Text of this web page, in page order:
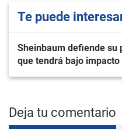
Te puede
Sheinbaum defiende su
que tendrá bajo
Deja tu comentario